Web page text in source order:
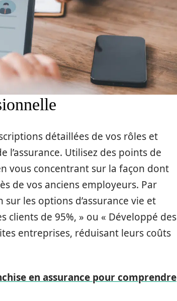
détaillées de vos rôles et
Utilisez des points de
vous concentrant sur la façon dont
de vos anciens employeurs. Par
les options d’assurance vie et
de 95%, » ou « Développé des
entreprises, réduisant leurs coûts
en assurance pour comprendre